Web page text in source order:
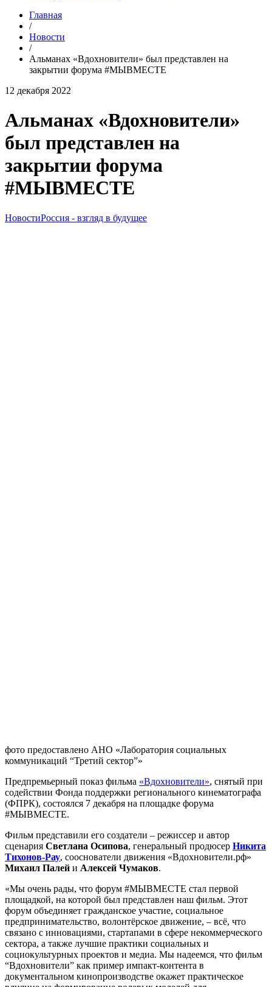
Главная
/
Новости
/
Альманах «Вдохновители» был представлен на
закрытии форума #МЫВМЕСТЕ
12 декабря 2022
Альманах «Вдохновители»
был представлен на
закрытии форума
#МЫВМЕСТЕ
НовостиРоссия - взгляд в будущее
фото предоставлено АНО «Лаборатория социальных
коммуникаций “Третий сектор”»
Предпремьерный показ фильма «Вдохновители», снятый при
содействии Фонда поддержки регионального кинематографа
(ФПРК), состоялся 7 декабря на площадке форума
#МЫВМЕСТЕ.
Фильм представили его создатели – режиссер и автор
сценария Светлана Осипова, генеральный продюсер Никита
Тихонов-Рау, сооснователи движения «Вдохновители.рф»
Михаил Палей и Алексей Чумаков.
«Мы очень рады, что форум #МЫВМЕСТЕ стал первой
площадкой, на которой был представлен наш фильм. Этот
форум объединяет гражданское участие, социальное
предпринимательство, волонтёрское движение, – всё, что
связано с инновациями, стартапами в сфере некоммерческого
сектора, а также лучшие практики социальных и
социокультурных проектов и медиа. Мы надеемся, что фильм
“Вдохновители” как пример импакт-контента в
документальном кинопроизводстве окажет практическое